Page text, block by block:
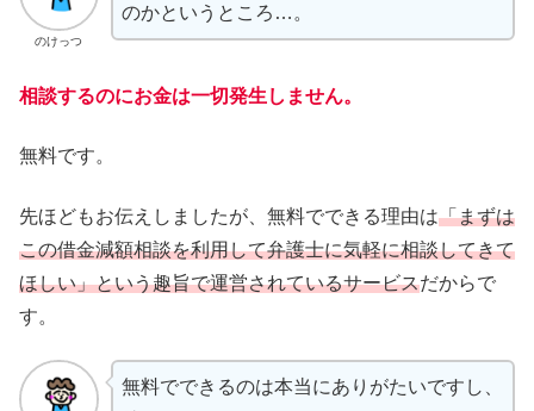
のけっつ
のかというところ…。
相談するのにお金は一切発生しません。
無料です。
先ほどもお伝えしましたが、無料でできる理由は「まずは
この借金減額相談を利用して弁護士に気軽に相談してきて
ほしい」という趣旨で運営されているサービスだからで
す。
無料でできるのは本当にありがたいですし、